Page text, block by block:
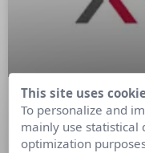
Cabinet
d’une
This site uses
To personalize and
mainly use statistical
optimization